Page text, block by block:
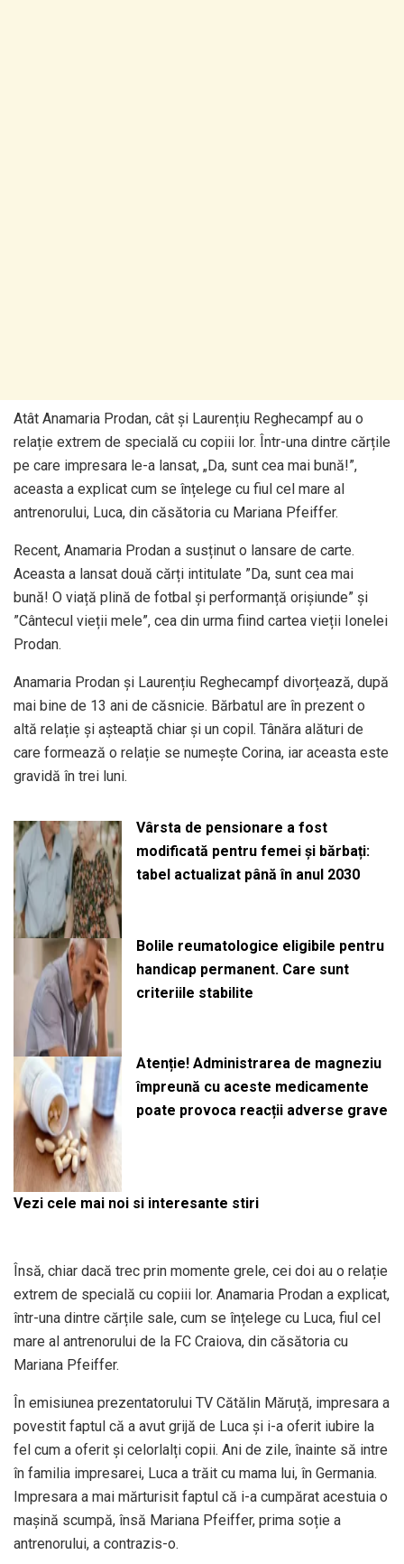
Atât Anamaria Prodan, cât și Laurențiu Reghecampf au o
relație extrem de specială cu copiii lor. Într-una dintre cărțile
pe care impresara le-a lansat, „Da, sunt cea mai bună!”,
aceasta a explicat cum se înțelege cu fiul cel mare al
antrenorului, Luca, din căsătoria cu Mariana Pfeiffer.
Recent, Anamaria Prodan a susținut o lansare de carte.
Aceasta a lansat două cărți intitulate ”Da, sunt cea mai
bună! O viață plină de fotbal și performanță orișiunde” și
”Cântecul vieții mele”, cea din urma fiind cartea vieții Ionelei
Prodan.
Anamaria Prodan și Laurențiu Reghecampf divorțează, după
mai bine de 13 ani de căsnicie. Bărbatul are în prezent o
altă relație și așteaptă chiar și un copil. Tânăra alături de
care formează o relație se numește Corina, iar aceasta este
gravidă în trei luni.
Vârsta de pensionare a fost
modificată pentru femei și bărbați:
tabel actualizat până în anul 2030
Bolile reumatologice eligibile pentru
handicap permanent. Care sunt
criteriile stabilite
Atenție! Administrarea de magneziu
împreună cu aceste medicamente
poate provoca reacții adverse grave
Vezi cele mai noi si interesante stiri
Însă, chiar dacă trec prin momente grele, cei doi au o relație
extrem de specială cu copiii lor. Anamaria Prodan a explicat,
într-una dintre cărțile sale, cum se înțelege cu Luca, fiul cel
mare al antrenorului de la FC Craiova, din căsătoria cu
Mariana Pfeiffer.
În emisiunea prezentatorului TV Cătălin Măruță, impresara a
povestit faptul că a avut grijă de Luca și i-a oferit iubire la
fel cum a oferit și celorlalți copii. Ani de zile, înainte să intre
în familia impresarei, Luca a trăit cu mama lui, în Germania.
Impresara a mai mărturisit faptul că i-a cumpărat acestuia o
mașină scumpă, însă Mariana Pfeiffer, prima soție a
antrenorului, a contrazis-o.